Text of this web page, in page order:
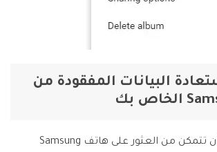
4: استعادة البيانات المفقودة من
الآن، من المحتمل أن تتمكن من العثور على هاتف Samsung